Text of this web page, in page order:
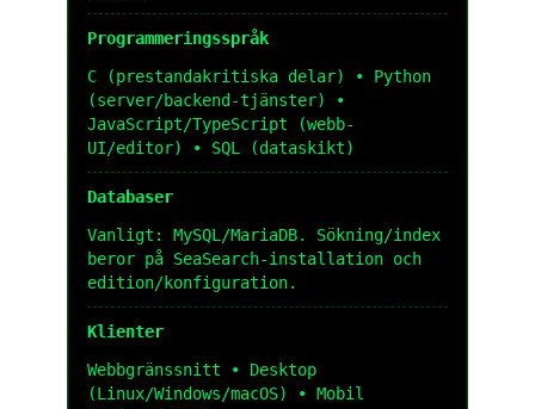
Programmeringsspråk
C (prestandakritiska delar) • Python
(server/backend-tjänster) •
JavaScript/TypeScript (webb-
UI/editor) • SQL (dataskikt)
Databaser
Vanligt: MySQL/MariaDB. Sökning/index
beror på SeaSearch-installation och
edition/konfiguration.
Klienter
Webbgränssnitt • Desktop
(Linux/Windows/macOS) • Mobil